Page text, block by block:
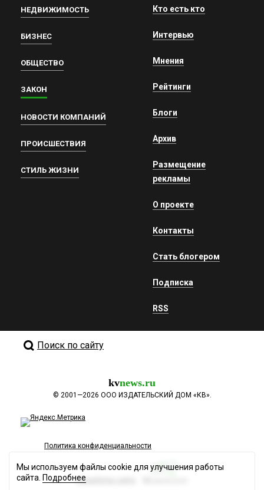
НЕДВИЖИМОСТЬ
БИЗНЕС
ОБЩЕСТВО
ЗАКОН
НОВОСТИ КОМПАНИЙ
ПРОИСШЕСТВИЯ
СТИЛЬ ЖИЗНИ
Кто есть кто
Интервью
Мнения
Рейтинги
Блоги
Архив
Размещение
рекламы
О проекте
Контакты
Стать блогером
Подписка
RSS
Поиск по сайту
kvnews.ru
© 2001—2026 ООО ИЗДАТЕЛЬСКИЙ ДОМ «КВ».
Политика конфиденциальности
Разработка сайта
Мы используем файлы cookie для улучшения работы
сайта. Подробнее